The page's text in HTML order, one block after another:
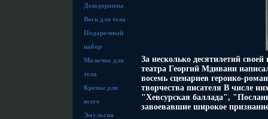
Дезодоранты
Воск для тела
Подарочный
набор
Молочко для
тела
Кремы для
всего
Эмульсия
За несколько десятилетий
театра Георгий Мдивани
восемь сценариев героико-
творчества писателя В числе
"Хевсурская баллада",
завоевавшие широкое